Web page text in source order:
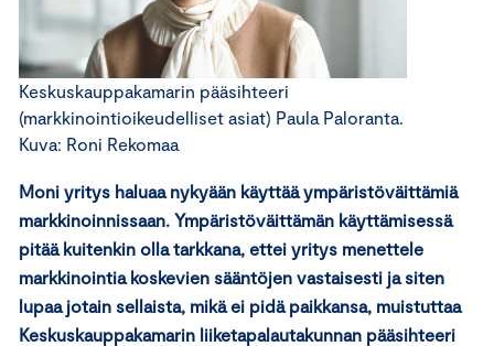
Keskuskauppakamarin pääsihteeri
(markkinointioikeudelliset asiat) Paula Paloranta.
Kuva: Roni Rekomaa
Moni yritys haluaa nykyään käyttää ympäristöväittämiä
markkinoinnissaan. Ympäristöväittämän käyttämisessä
pitää kuitenkin olla tarkkana, ettei yritys menettele
markkinointia koskevien sääntöjen vastaisesti ja siten
lupaa jotain sellaista, mikä ei pidä paikkansa, muistuttaa
Keskuskauppakamarin liiketapalautakunnan pääsihteeri